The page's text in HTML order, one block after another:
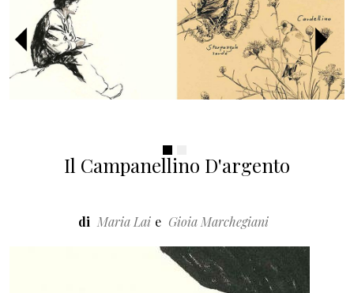
Precedente
Il Campanellino D'argento
di Maria Lai Gioia Marchegiani